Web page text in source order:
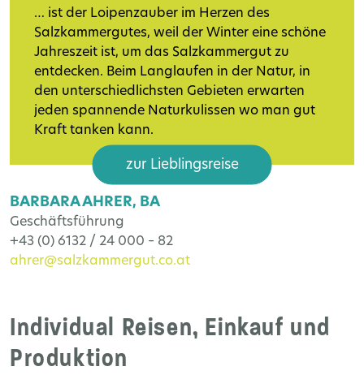
… ist der Loipenzauber im Herzen des
Salzkammergutes, weil der Winter eine schöne
Jahreszeit ist, um das Salzkammergut zu
entdecken. Beim Langlaufen in der Natur, in
den unterschiedlichsten Gebieten erwarten
jeden spannende Naturkulissen wo man gut
Kraft tanken kann.
zur Lieblingsreise
BARBARA AHRER, BA
Geschäftsführung
+43 (0) 6132 / 24 000 – 82
ahrer@salzkammergut.co.at
Individual Reisen, Einkauf und
Produktion